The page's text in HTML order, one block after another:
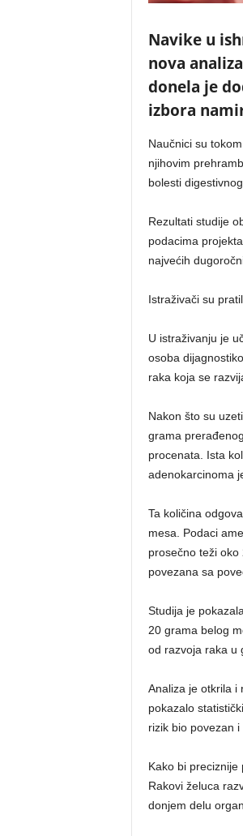
Navike u
nova
donela je
izbora
Naučnici su
njihovim
bolesti
Rezultati studije
podacima
najvećih
Istraživači su
U istraživanju je
osoba
raka koja se
Nakon što su
grama
procenata. Ista
adenokarcinoma
Ta količina
mesa. Podaci
prosečno teži
povezana sa
Studija je
20 grama belog
od razvoja raka u
Analiza je otkrila i
pokazalo
rizik bio povezan
Kako bi preciznije
Rakovi želuca
donjem delu